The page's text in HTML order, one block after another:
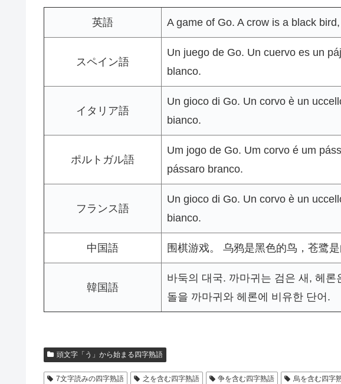
英語 A game of Go. A crow is a black
スペイン語
Un juego de Go. Un cuervo es un
blanco.
イタリア語
Un gioco di Go. Un corvo è un
bianco.
ポルトガル語
Um jogo de Go. Um corvo é um
pássaro branco.
フランス語
Un gioco di Go. Un corvo è un
bianco.
中国語 围棋游戏。 乌鸦是黑色的鸟，苍鹭是
韓国語
바둑의 대국. 까마귀는 검은 새, 헤
돌을 까마귀와 헤론에 비유한 단어.
頭文字「う」から始まる四字熟語
7文字読みの四字熟語 之を含む四字熟語 争を含む四字熟語 烏を含む四字